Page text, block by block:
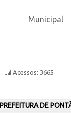
Municipal
Acessos: 3665
PREFEITURA DE